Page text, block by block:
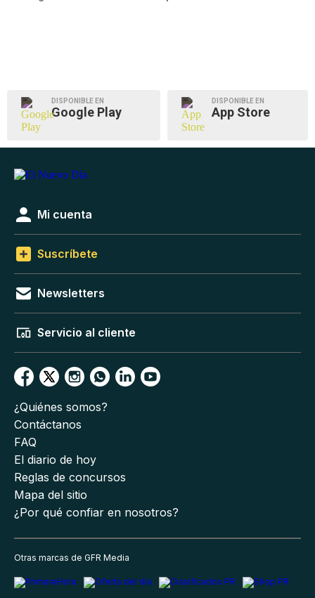
DISPONIBLE EN
Google Play
DISPONIBLE EN
App Store
Mi cuenta
Suscríbete
Newsletters
Servicio al cliente
¿Quiénes somos?
Contáctanos
FAQ
El diario de hoy
Reglas de concursos
Mapa del sitio
¿Por qué confiar en nosotros?
Otras marcas de GFR Media